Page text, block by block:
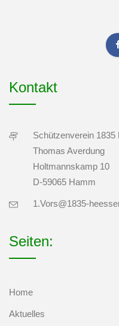
Kontakt
Schützenverein 1835
Thomas Averdung
Holtmannskamp 10
D-59065 Hamm
1.Vors@1835-
Seiten:
Home
Aktuelles